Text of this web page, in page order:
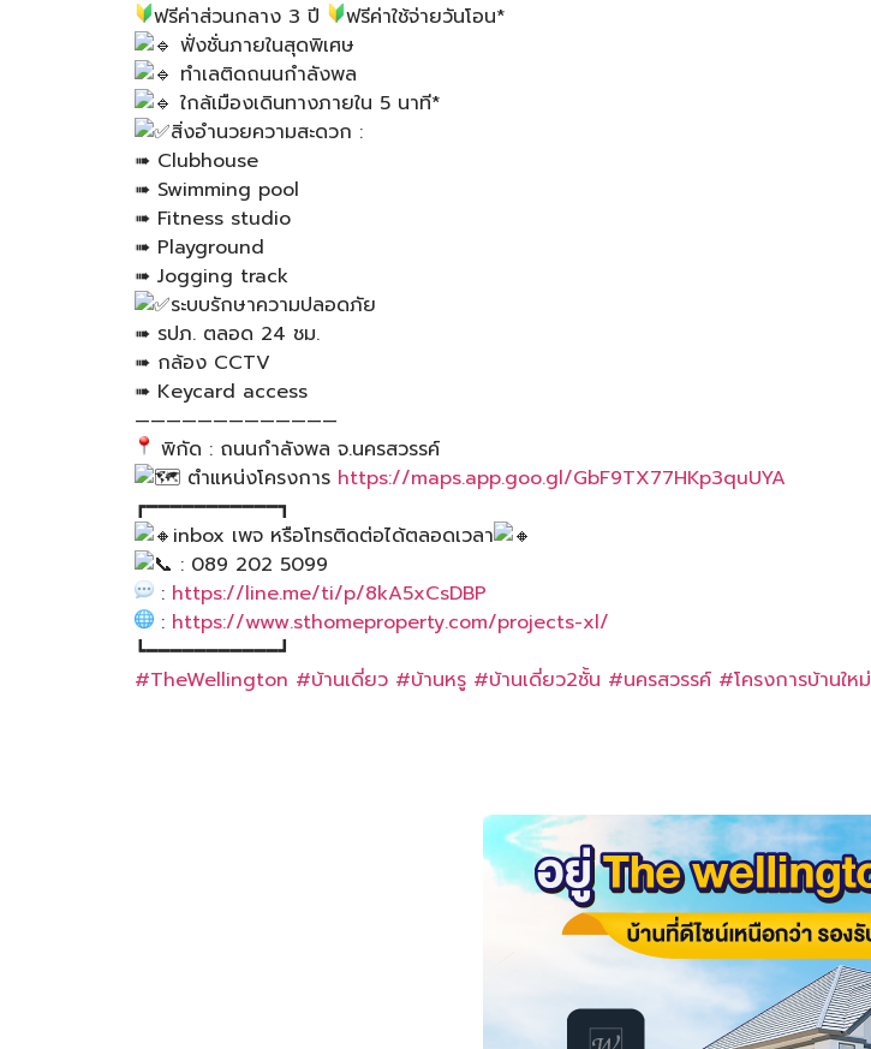
ฟรีค่าส่วนกลาง 3 ปี
ฟรีค่าใช้จ่ายวันโอน*​
ฟั่งชั่นภายในสุดพิเศษ
ทำเลติดถนนกำลังพล
ใกล้เมืองเดินทางภายใน 5 นาที*
สิ่งอำนวยความสะดวก :
➠ Clubhouse
➠ Swimming pool
➠ Fitness studio
➠ Playground
➠ Jogging track
ระบบรักษาความปลอดภัย
➠ รปภ. ตลอด 24 ชม.
➠ กล้อง CCTV
➠ Keycard access
—————————————
พิกัด : ถนนกำลังพล จ.นครสวรรค์
ตำแหน่งโครงการ https://maps.app.goo.gl/GbF9TX77HKp3quUYA
┏━━━━━━━━━━━┓
inbox เพจ หรือโทรติดต่อได้ตลอดเวลา
: 089 202 5099
: https://line.me/ti/p/8kA5xCsDBP
: https://www.sthomeproperty.com/projects-xl/
┗━━━━━━━━━━━┛
#TheWellington #บ้านเดี่ยว #บ้านหรู #บ้านเดี่ยว2ชั้น #นครสวรรค์ #โครงการบ้านใหม่